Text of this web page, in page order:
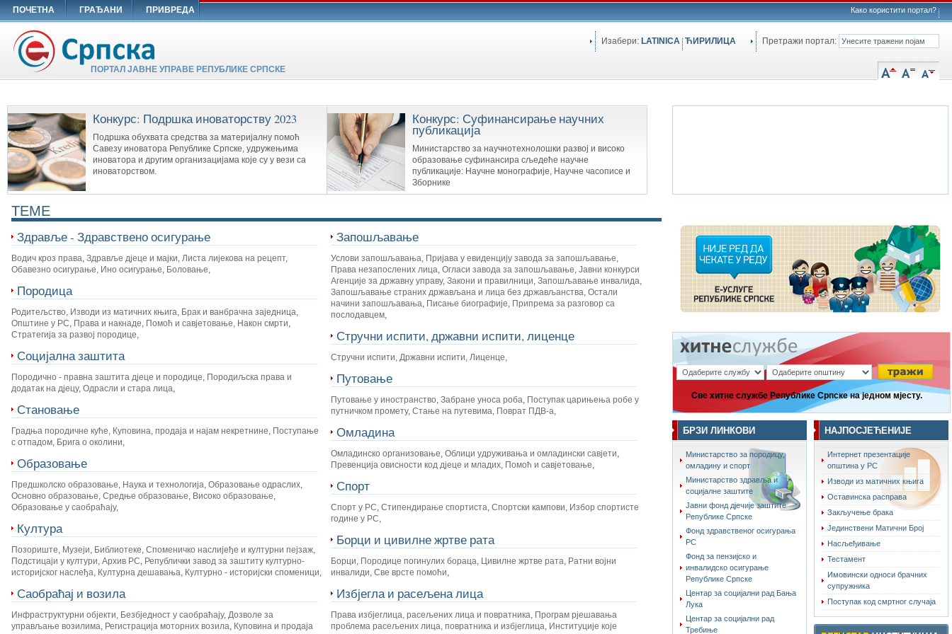
ПОЧЕТНА ГРАЂАНИ ПРИВРЕДА Како користити портал?
ПОРТАЛ ЈАВНЕ УПРАВЕ РЕПУБЛИКЕ СРПСКЕ
Изабери: LATINICA ЋИРИЛИЦА Претражи портал:
Конкурс: Суфинансирање научних
публикација
Министарство за научнотехнолошки развој и високо
образовање суфинансира сљедеће научне
публикације: Научне монографије, Научне часописе и
Зборнике
Конкурс: Подршка иноваторству 2023
Подршка обухвата средства за материјалну помоћ
Савезу иноватора Републике Српске, удружењима
иноватора и другим организацијама које су у вези са
иноваторством.
TEME
Здравље - Здравствено осигурање
Водич кроз права, Здравље дјеце и мајки, Листа лијекова на рецепт,
Обавезно осигурање, Ино осигурање, Боловање,
Породица
Родитељство, Изводи из матичних књига, Брак и ванбрачна заједница,
Општине у РС, Права и накнаде, Помоћ и савјетовање, Након смрти,
Стратегија за развој породице,
Социјална заштита
Породично - правна заштита дјеце и породице, Породиљска права и
додатак на дјецу, Одрасли и стара лица,
Становање
Градња породичне куће, Куповина, продаја и најам некретнине, Поступање
с отпадом, Брига о околини,
Образовање
Предшколско образовање, Наука и технологија, Образовање одраслих,
Основно образовање, Средње образовање, Високо образовање,
Образовање у саобраћају,
Култура
Позориште, Музеји, Библиотеке, Споменичко наслијеђе и културни пејзаж,
Подстицаји у култури, Архив РС, Републички завод за заштиту културно-
историјског наслеђа, Културна дешавања, Културно - историјски споменици,
Саобраћај и возила
Инфраструктурни објекти, Безбједност у саобраћају, Дозволе за
управљање возилима, Регистрација моторних возила, Куповина и продаја
Запошљавање
Услови запошљавања, Пријава у евиденцију завода за запошљавање,
Права незапослених лица, Огласи завода за запошљавање, Јавни конкурси
Агенције за државну управу, Закони и правилници, Запошљавање инвалида,
Запошљавање страних држављана и лица без држављанства, Остали
начини запошљавања, Писање биографије, Припрема за разговор са
послодавцем,
Стручни испити, државни испити, лиценце
Стручни испити, Државни испити, Лиценце,
Путовање
Путовање у иностранство, Забране уноса роба, Поступак царињења робе у
путничком промету, Стање на путевима, Поврат ПДВ-а,
Омладина
Омладинско организовање, Облици удруживања и омладински савјети,
Превенција овисности код дјеце и младих, Помоћ и савјетовање,
Спорт
Спорт у РС, Стипендирање спортиста, Спортски кампови, Избор спортисте
године у РС,
Борци и цивилне жртве рата
Борци, Породице погинулих бораца, Цивилне жртве рата, Ратни војни
инвалиди, Све врсте помоћи,
Избјегла и расељена лица
Права избјеглица, расељених лица и повратника, Програм рјешавања
проблема расељених лица, повратника и избјеглица, Институције које
Све хитне службе Републике Српске на једном мјесту.
БРЗИ ЛИНКОВИ
Министарство за породицу,
омладину и спорт
Министарство здравља и
социјалне заштите
Јавни фонд дјечије заштите
Републике Српске
Фонд здравственог осигурања
РС
Фонд за пензијско и
инвалидско осигурање
Републике Српске
Центар за социјални рад Бања
Лука
Центар за социјални рад
Требиње
НАЈПОСЈЕЋЕНИЈЕ
Интернет презентације
општина у РС
Изводи из матичних књига
Оставинска расправа
Закључење брака
Јединствени Матични Број
Насљеђивање
Тестамент
Имовински односи брачних
супружника
Поступак код смртног случаја